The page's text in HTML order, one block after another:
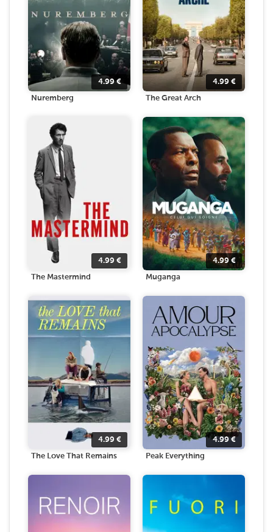
4.99€
Nuremberg
4.99 €
The Great Arch
4.99 €
The Mastermind
4.99 €
Muganga
4.99 €
The Love That Remains
4.99€
Peak Everything